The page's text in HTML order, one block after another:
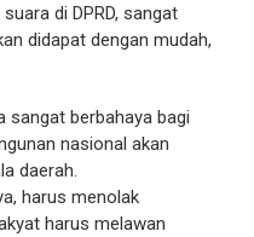
di DPRD, sangat
didapat dengan mudah,
sangat berbahaya bagi
nasional akan
daerah.
harus menolak
harus melawan